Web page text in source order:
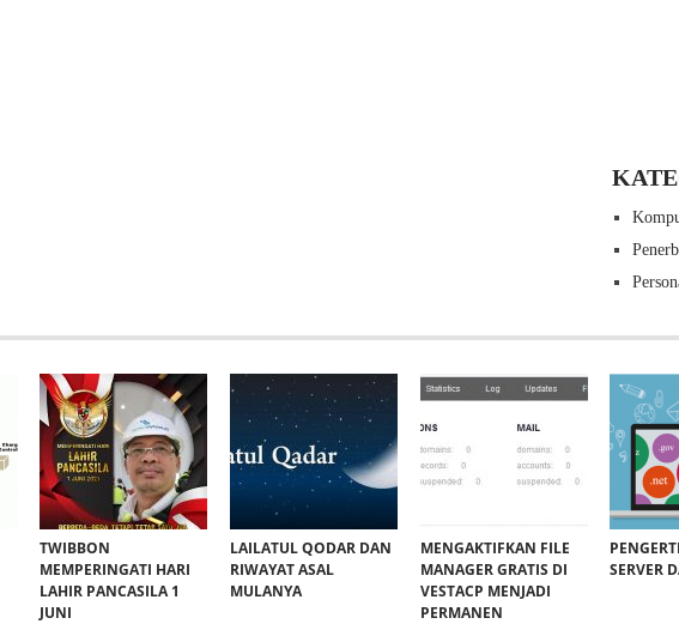
TWIBBON
MEMPERINGATI HARI
LAHIR PANCASILA 1
JUNI
LAILATUL QODAR DAN
RIWAYAT ASAL
MULANYA
MENGAKTIFKAN FILE
MANAGER GRATIS DI
VESTACP MENJADI
PERMANEN
SERVER